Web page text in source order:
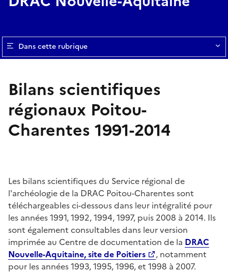
Dans cette rubrique
Bilans scientifiques
régionaux Poitou-
Charentes 1991-2014
Les bilans scientifiques du Service régional de
l'archéologie de la DRAC Poitou-Charentes sont
téléchargeables ci-dessous dans leur intégralité pour
les années 1991, 1992, 1994, 1997, puis 2008 à 2014. Ils
sont également consultables dans leur version
imprimée au Centre de documentation de la DRAC
Nouvelle-Aquitaine, site de Poitiers
, notamment
pour les années 1993, 1995, 1996, et 1998 à 2007.